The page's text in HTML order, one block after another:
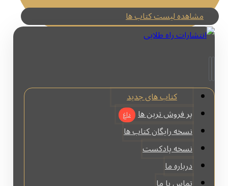
مشاهده لیست کتاب ها
کتاب های جدید
پر فروش ترین ها داغ
نسخه رایگان کتاب ها
نسخه پادکست
درباره ما